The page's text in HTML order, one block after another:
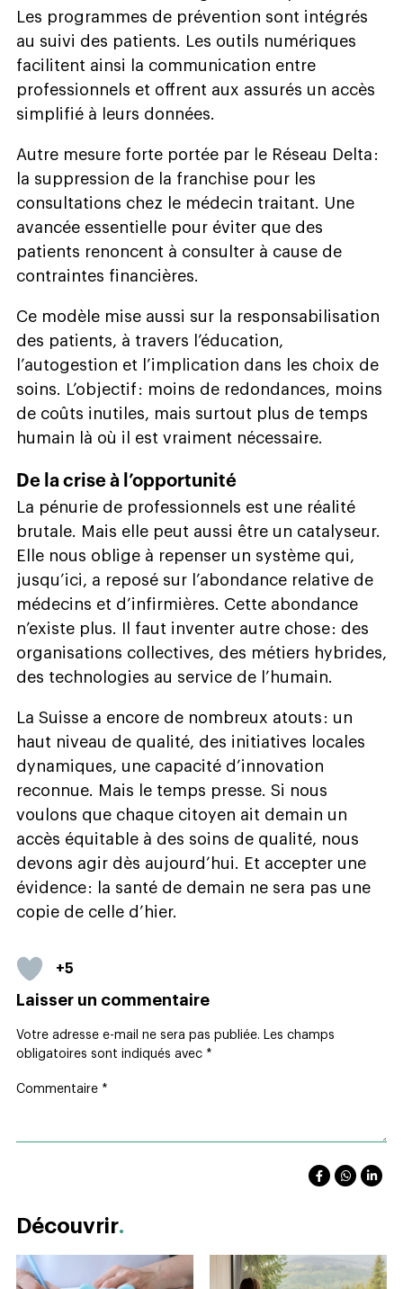
Les programmes de prévention sont intégrés
au suivi des patients. Les outils numériques
facilitent ainsi la communication entre
professionnels et offrent aux assurés un accès
simplifié à leurs données.
Autre mesure forte portée par le Réseau Delta :
la suppression de la franchise pour les
consultations chez le médecin traitant. Une
avancée essentielle pour éviter que des
patients renoncent à consulter à cause de
contraintes financières.
Ce modèle mise aussi sur la responsabilisation
des patients, à travers l’éducation,
l’autogestion et l’implication dans les choix de
soins. L’objectif : moins de redondances, moins
de coûts inutiles, mais surtout plus de temps
humain là où il est vraiment nécessaire.
De la crise à l’opportunité
La pénurie de professionnels est une réalité
brutale. Mais elle peut aussi être un catalyseur.
Elle nous oblige à repenser un système qui,
jusqu’ici, a reposé sur l’abondance relative de
médecins et d’infirmières. Cette abondance
n’existe plus. Il faut inventer autre chose : des
organisations collectives, des métiers hybrides,
des technologies au service de l’humain.
La Suisse a encore de nombreux atouts : un
haut niveau de qualité, des initiatives locales
dynamiques, une capacité d’innovation
reconnue. Mais le temps presse. Si nous
voulons que chaque citoyen ait demain un
accès équitable à des soins de qualité, nous
devons agir dès aujourd’hui. Et accepter une
évidence : la santé de demain ne sera pas une
copie de celle d’hier.
+5
Laisser un commentaire
Votre adresse e-mail ne sera pas publiée.
Les champs
obligatoires sont indiqués avec *
Commentaire *
Découvrir